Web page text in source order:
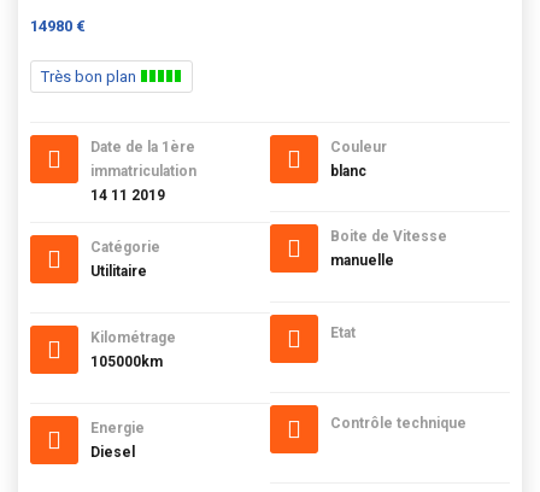
14980 €
Très bon plan
Date de la 1ère
immatriculation
14 11 2019
Catégorie
Utilitaire
Kilométrage
105000km
Energie
Diesel
Couleur
blanc
Boite de Vitesse
manuelle
Etat
Contrôle technique